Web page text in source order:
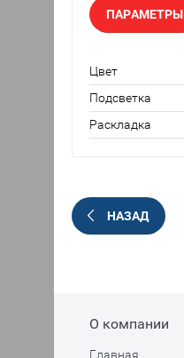
ПАРАМЕТРЫ
Цвет
Подсветка
Раскладка
НАЗАД
О компании
Главная